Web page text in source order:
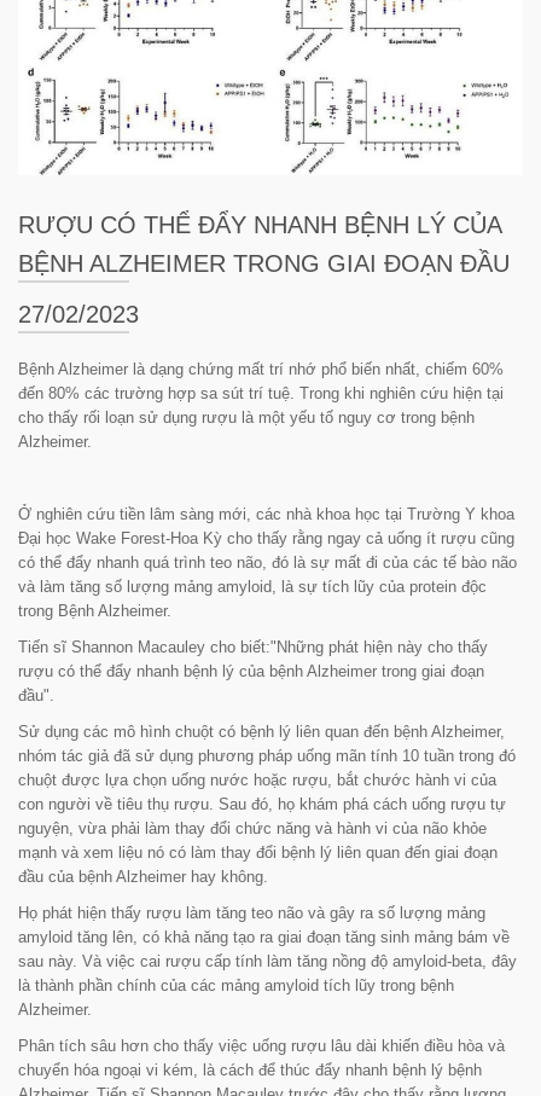
RƯỢU CÓ THỂ ĐẨY NHANH BỆNH LÝ CỦA
BỆNH ALZHEIMER TRONG GIAI ĐOẠN ĐẦU
27/02/2023
Bệnh Alzheimer là dạng chứng mất trí nhớ phổ biến nhất, chiếm 60%
đến 80% các trường hợp sa sút trí tuệ. Trong khi nghiên cứu hiện tại
cho thấy rối loạn sử dụng rượu là một yếu tố nguy cơ trong bệnh
Alzheimer.
Ở nghiên cứu tiền lâm sàng mới, các nhà khoa học tại Trường Y khoa
Đại học Wake Forest-Hoa Kỳ cho thấy rằng ngay cả uống ít rượu cũng
có thể đẩy nhanh quá trình teo não, đó là sự mất đi của các tế bào não
và làm tăng số lượng mảng amyloid, là sự tích lũy của protein độc
trong Bệnh Alzheimer.
Tiến sĩ Shannon Macauley cho biết:"Những phát hiện này cho thấy
rượu có thể đẩy nhanh bệnh lý của bệnh Alzheimer trong giai đoạn
đầu".
Sử dụng các mô hình chuột có bệnh lý liên quan đến bệnh Alzheimer,
nhóm tác giả đã sử dụng phương pháp uống mãn tính 10 tuần trong đó
chuột được lựa chọn uống nước hoặc rượu, bắt chước hành vi của
con người về tiêu thụ rượu. Sau đó, họ khám phá cách uống rượu tự
nguyện, vừa phải làm thay đổi chức năng và hành vi của não khỏe
mạnh và xem liệu nó có làm thay đổi bệnh lý liên quan đến giai đoạn
đầu của bệnh Alzheimer hay không.
Họ phát hiện thấy rượu làm tăng teo não và gây ra số lượng mảng
amyloid tăng lên, có khả năng tạo ra giai đoạn tăng sinh mảng bám về
sau này. Và việc cai rượu cấp tính làm tăng nồng độ amyloid-beta, đây
là thành phần chính của các mảng amyloid tích lũy trong bệnh
Alzheimer.
Phân tích sâu hơn cho thấy việc uống rượu lâu dài khiến điều hòa và
chuyển hóa ngoại vi kém, là cách để thúc đẩy nhanh bệnh lý bệnh